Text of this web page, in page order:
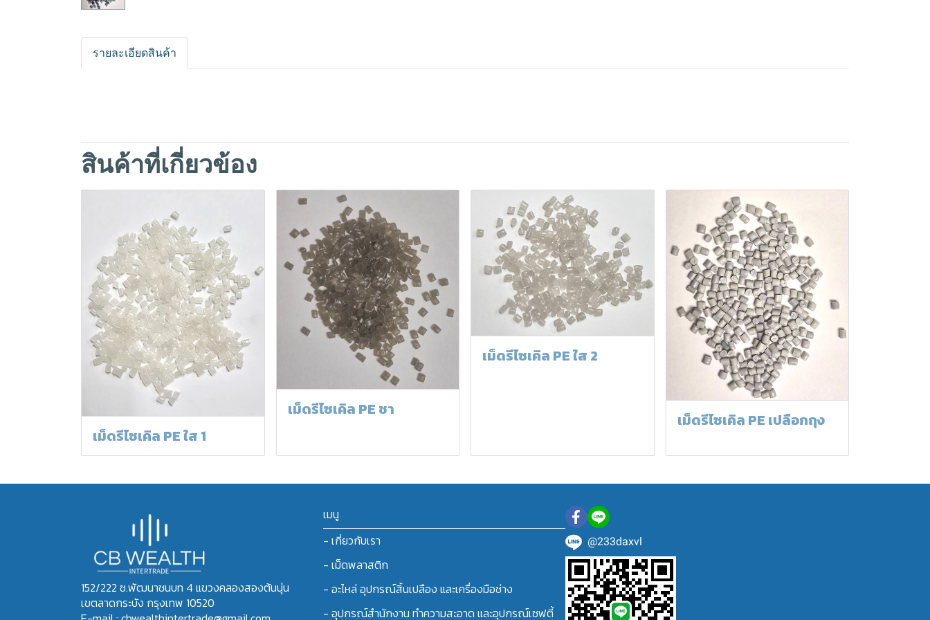
รายละเอียดสินค้า
สินค้าที่เกี่ยวข้อง
เม็ดรีไซเคิล PE ใส 1
เม็ดรีไซเคิล PE ชา
เม็ดรีไซเคิล PE ใส 2
เม็ดรีไซเคิล PE เปลือกถุง
152/222 ซ.พัฒนาชนบท 4 แขวงคลองสองต้นนุ่น
เขตลาดกระบัง กรุงเทพ 10520
เมนู
- เกี่ยวกับเรา
- เม็ดพลาสติก
- อะไหล่ อุปกรณ์สิ้นเปลือง และเครื่องมือช่าง
- อุปกรณ์สำนักงาน ทำความสะอาด และอุปกรณ์เซฟตี้
@233daxvl